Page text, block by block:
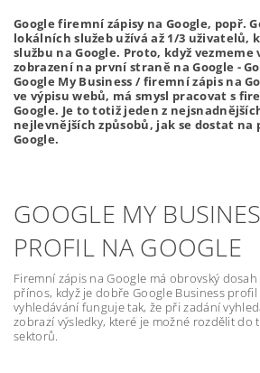
Google firemní zápisy na Google, popř.
lokálních služeb užívá až 1/3
službu na Google. Proto, když vezmeme
zobrazení na první straně na Google -
Google My Business / firemní zápis na
ve výpisu webů, má smysl pracovat s
Google. Je to totiž jeden z
nejlevnějších způsobů, jak se dostat na
Google.
GOOGLE MY
PROFIL NA GOOGLE
Firemní zápis na Google má obrovský
přínos, když je dobře Google Business profil
vyhledávání funguje tak, že při zadání
zobrazí výsledky, které je možné rozdělit do
sektorů.